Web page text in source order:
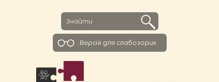
Версiя для слабозорих